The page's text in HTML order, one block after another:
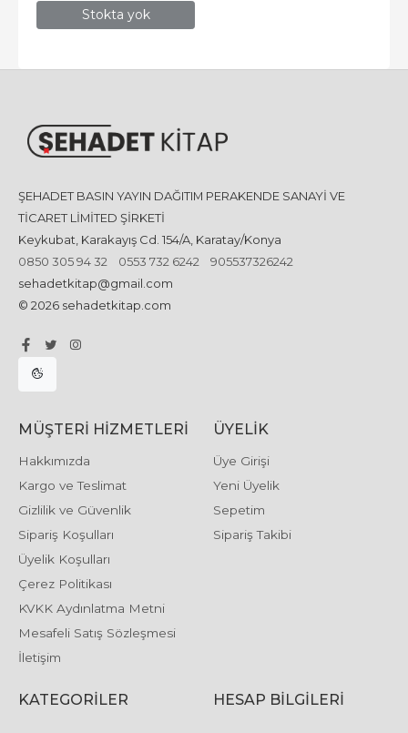
Stokta yok
ŞEHADET BASIN YAYIN DAĞITIM PERAKENDE SANAYİ VE
TİCARET LİMİTED ŞİRKETİ
Keykubat, Karakayış Cd. 154/A, Karatay/Konya
0850 305 94 32
0553 732 6242
905537326242
sehadetkitap@gmail.com
© 2026 sehadetkitap.com
MÜŞTERI HIZMETLERI
Hakkımızda
Kargo ve Teslimat
Gizlilik ve Güvenlik
Sipariş Koşulları
Üyelik Koşulları
Çerez Politikası
KVKK Aydınlatma Metni
Mesafeli Satış Sözleşmesi
İletişim
ÜYELIK
Üye Girişi
Yeni Üyelik
Sepetim
Sipariş Takibi
KATEGORILER HESAP BILGILERI